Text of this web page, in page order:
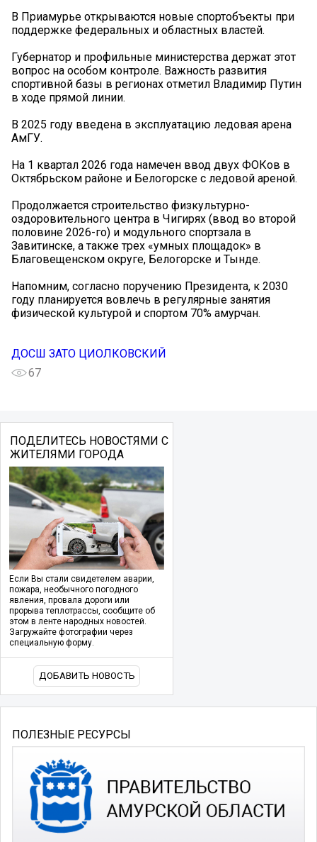
В Приамурье открываются новые спортобъекты при
поддержке федеральных и областных властей.
Губернатор и профильные министерства держат этот
вопрос на особом контроле. Важность развития
спортивной базы в регионах отметил Владимир Путин
в ходе прямой линии.
️В 2025 году введена в эксплуатацию ледовая арена
АмГУ.
️На 1 квартал 2026 года намечен ввод двух ФОКов в
Октябрьском районе и Белогорске с ледовой ареной.
️Продолжается строительство физкультурно-
оздоровительного центра в Чигирях (ввод во второй
половине 2026-го) и модульного спортзала в
Завитинске, а также трех «умных площадок» в
Благовещенском округе, Белогорске и Тынде.
Напомним, согласно поручению Президента, к 2030
году планируется вовлечь в регулярные занятия
физической культурой и спортом 70% амурчан.
ДОСШ ЗАТО ЦИОЛКОВСКИЙ
67
ПОДЕЛИТЕСЬ НОВОСТЯМИ С
ЖИТЕЛЯМИ ГОРОДА
Если Вы стали свидетелем аварии,
пожара, необычного погодного
явления, провала дороги или
прорыва теплотрассы, сообщите об
этом в ленте народных новостей.
Загружайте фотографии через
специальную форму.
ДОБАВИТЬ НОВОСТЬ
ПОЛЕЗНЫЕ РЕСУРСЫ